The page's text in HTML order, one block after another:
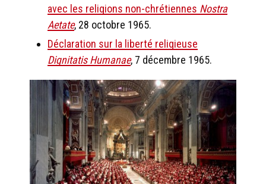
avec les religions non-chrétiennes Nostra
Aetate, 28 octobre 1965.
Déclaration sur la liberté religieuse
Dignitatis Humanae, 7 décembre 1965.